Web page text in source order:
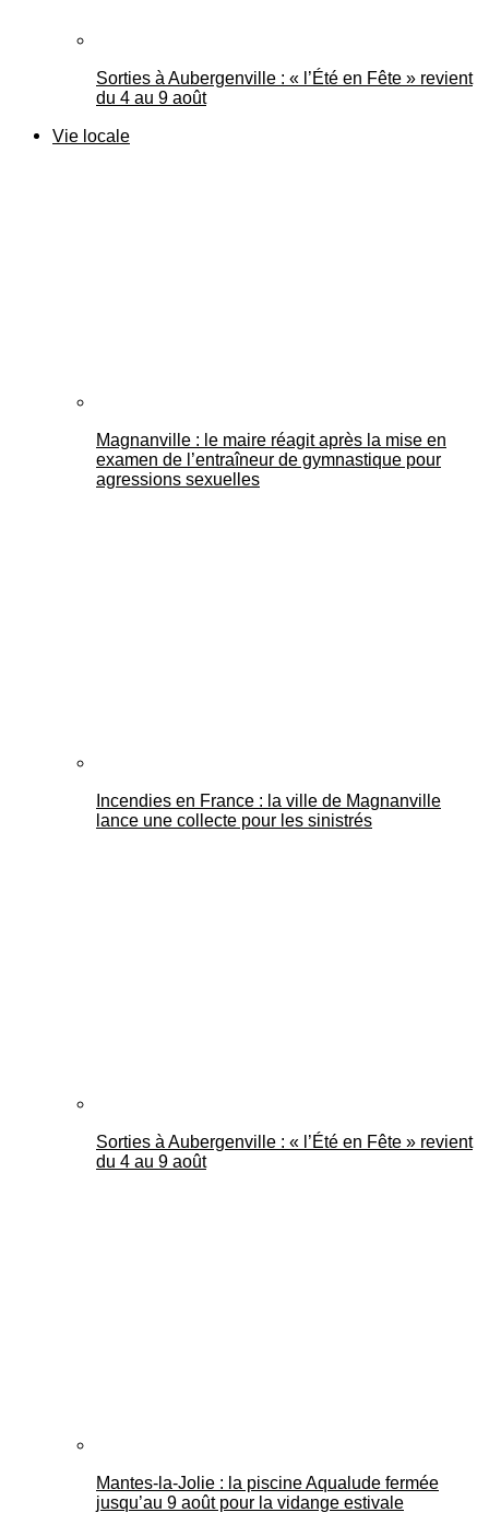
Sorties à Aubergenville : « l’Été en Fête » revient
du 4 au 9 août
Vie locale
Magnanville : le maire réagit après la mise en
examen de l’entraîneur de gymnastique pour
agressions sexuelles
Incendies en France : la ville de Magnanville
lance une collecte pour les sinistrés
Sorties à Aubergenville : « l’Été en Fête » revient
du 4 au 9 août
Mantes-la-Jolie : la piscine Aqualude fermée
jusqu’au 9 août pour la vidange estivale